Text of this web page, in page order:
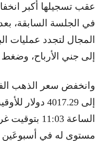
في الجلسة السابقة،
المجال لتجدد عمليات
إلى جني الأرباح، وضغط
إلى 4017.29
الساعة
مستوى له في أسبوعَين